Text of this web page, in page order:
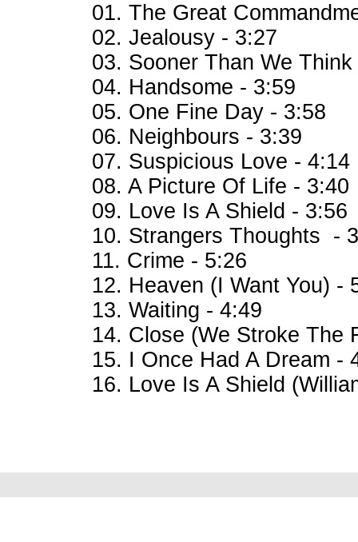
01. The Great
02. Jealousy - 3:27
03. Sooner Than We
04. Handsome - 3:59
05. One Fine Day - 3:58
06. Neighbours - 3:39
07. Suspicious Love - 4:14
08. A Picture Of Life - 3:40
09. Love Is A Shield - 3:56
10. Strangers Thoughts -
11. Crime - 5:26
12. Heaven (I Want You) -
13. Waiting - 4:49
14. Close (We Stroke The
15. I Once Had A Dream -
16. Love Is A Shield